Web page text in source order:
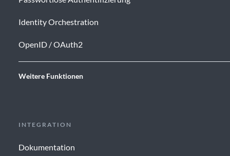
Identity Orchestration
OpenID / OAuth2
Weitere Funktionen
INTEGRATION
Dokumentation